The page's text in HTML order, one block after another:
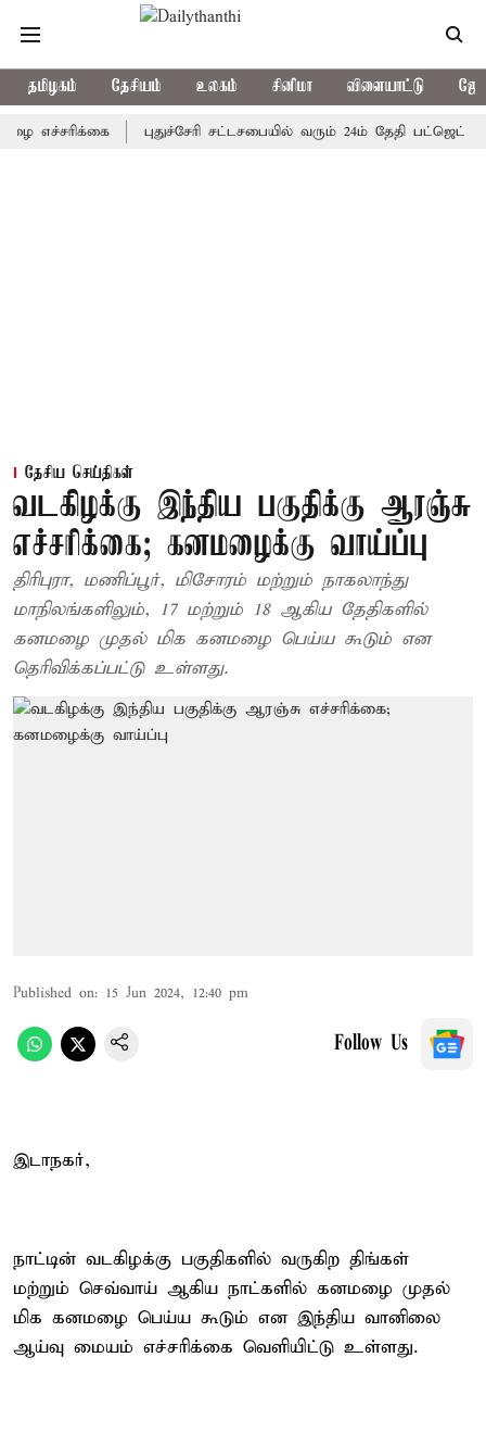
தமிழகம் தேசியம் உலகம் சினிமா விளையாட்டு
புதுச்சேரி சட்டசபையில் வரும் 24ம் தேதி பட்ஜெட்
தேசிய செய்திகள்
வடகிழக்கு இந்திய பகுதிக்கு ஆரஞ்சு
எச்சரிக்கை; கனமழைக்கு வாய்ப்பு
திரிபுரா, மணிப்பூர், மிசோரம் மற்றும் நாகலாந்து
மாநிலங்களிலும், 17 மற்றும் 18 ஆகிய தேதிகளில்
கனமழை முதல் மிக கனமழை பெய்ய கூடும் என
தெரிவிக்கப்பட்டு உள்ளது.
Published on: 15 Jun 2024, 12:40 pm
Follow Us
இடாநகர்,
நாட்டின் வடகிழக்கு பகுதிகளில் வருகிற திங்கள்
மற்றும் செவ்வாய் ஆகிய நாட்களில் கனமழை முதல்
மிக கனமழை பெய்ய கூடும் என இந்திய வானிலை
ஆய்வு மையம் எச்சரிக்கை வெளியிட்டு உள்ளது.